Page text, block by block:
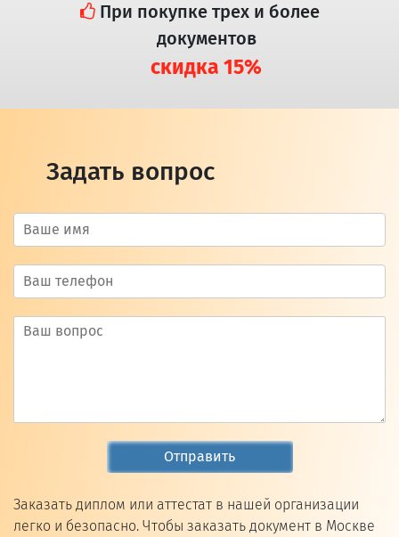
При покупке трех и более
документов
скидка 15%
Задать вопрос
Отправить
Заказать диплом или аттестат в нашей организации
легко и безопасно. Чтобы заказать документ в Москве